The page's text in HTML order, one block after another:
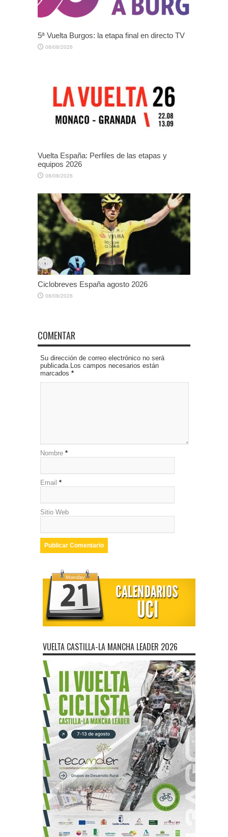
5ª Vuelta Burgos: la etapa final en directo TV
08/08/2026
Vuelta España: Perfiles de las etapas y
equipos 2026
08/08/2026
Ciclobreves España agosto 2026
08/08/2026
COMENTAR
Su dirección de correo electrónico no será
publicada.Los campos necesarios están
marcados *
Nombre *
Email *
Sitio Web
VUELTA CASTILLA-LA MANCHA LEADER 2026